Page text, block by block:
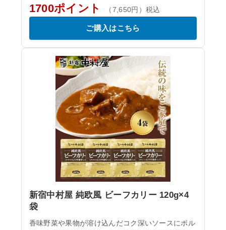
1700ポイント （7,650円）税込
ご購入はこちら
新宿中村屋 純欧風 ビーフカリー 120g×4
袋
香味野菜や果物が溶け込んだコク深いソースにポル